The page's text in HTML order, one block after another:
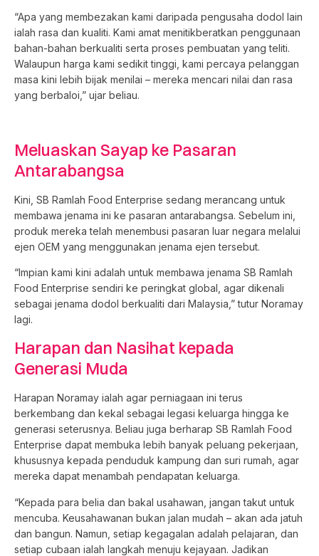
“Apa yang membezakan kami daripada pengusaha dodol lain
ialah rasa dan kualiti. Kami amat menitikberatkan penggunaan
bahan-bahan berkualiti serta proses pembuatan yang teliti.
Walaupun harga kami sedikit tinggi, kami percaya pelanggan
masa kini lebih bijak menilai – mereka mencari nilai dan rasa
yang berbaloi,” ujar beliau.
Meluaskan Sayap ke Pasaran
Antarabangsa
Kini, SB Ramlah Food Enterprise sedang merancang untuk
membawa jenama ini ke pasaran antarabangsa. Sebelum ini,
produk mereka telah menembusi pasaran luar negara melalui
ejen OEM yang menggunakan jenama ejen tersebut.
“Impian kami kini adalah untuk membawa jenama SB Ramlah
Food Enterprise sendiri ke peringkat global, agar dikenali
sebagai jenama dodol berkualiti dari Malaysia,” tutur Noramay
lagi.
Harapan dan Nasihat kepada
Generasi Muda
Harapan Noramay ialah agar perniagaan ini terus
berkembang dan kekal sebagai legasi keluarga hingga ke
generasi seterusnya. Beliau juga berharap SB Ramlah Food
Enterprise dapat membuka lebih banyak peluang pekerjaan,
khususnya kepada penduduk kampung dan suri rumah, agar
mereka dapat menambah pendapatan keluarga.
“Kepada para belia dan bakal usahawan, jangan takut untuk
mencuba. Keusahawanan bukan jalan mudah – akan ada jatuh
dan bangun. Namun, setiap kegagalan adalah pelajaran, dan
setiap cubaan ialah langkah menuju kejayaan. Jadikan